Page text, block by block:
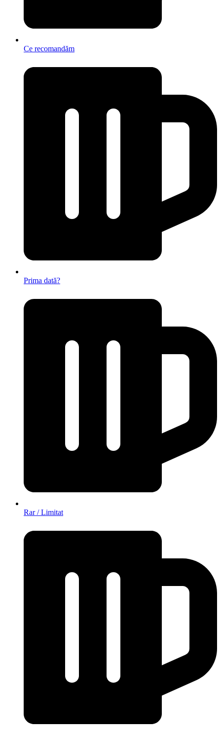
Ce recomandăm
Prima dată?
Rar / Limitat